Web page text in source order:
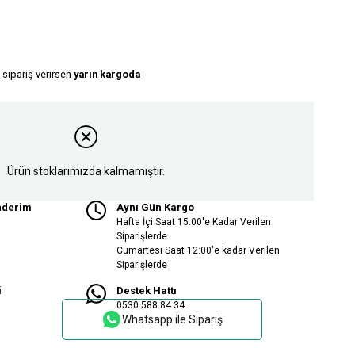
verirsen yarın kargoda
Ürün stoklarımızda kalmamıştır.
Aynı Gün Kargo
Hafta İçi Saat 15:00'e Kadar Verilen
Siparişlerde
Cumartesi Saat 12:00'e kadar Verilen
Siparişlerde
Destek Hattı
0530 588 84 34
Whatsapp ile Sipariş